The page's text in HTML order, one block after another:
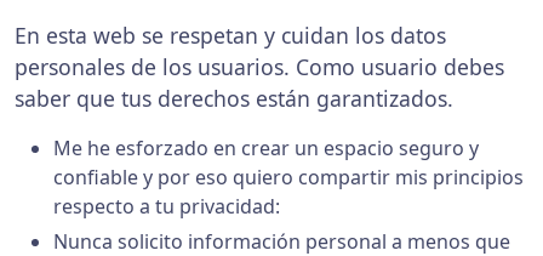
En esta web se respetan y cuidan los datos
personales de los usuarios. Como usuario debes
saber que tus derechos están garantizados.
Me he esforzado en crear un espacio seguro y
confiable y por eso quiero compartir mis principios
respecto a tu privacidad:
Nunca solicito información personal a menos que